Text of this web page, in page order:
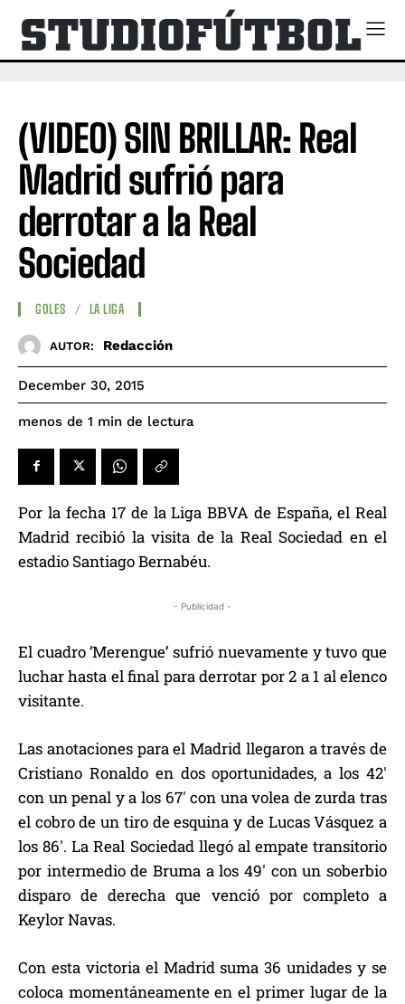
(VIDEO) SIN BRILLAR: Real
Madrid sufrió para
derrotar a la Real
Sociedad
GOLES LA LIGA
AUTOR: Redacción
December 30, 2015
menos de 1 min de lectura
Por la fecha 17 de la Liga BBVA de España, el Real
Madrid recibió la visita de la Real Sociedad en el
estadio Santiago Bernabéu.
- Publicidad -
El cuadro ‘Merengue’ sufrió nuevamente y tuvo que
luchar hasta el final para derrotar por 2 a 1 al elenco
visitante.
Las anotaciones para el Madrid llegaron a través de
Cristiano Ronaldo en dos oportunidades, a los 42′
con un penal y a los 67′ con una volea de zurda tras
el cobro de un tiro de esquina y de Lucas Vásquez a
los 86′. La Real Sociedad llegó al empate transitorio
por intermedio de Bruma a los 49′ con un soberbio
disparo de derecha que venció por completo a
Keylor Navas.
Con esta victoria el Madrid suma 36 unidades y se
coloca momentáneamente en el primer lugar de la